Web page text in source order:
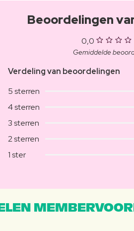
Beoordelingen
0,0
Gemiddelde
Verdeling van beoordelingen
5 sterren
4 sterren
3 sterren
2 sterren
1 ster